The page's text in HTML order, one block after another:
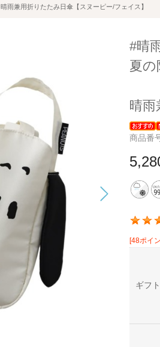
晴雨兼用折りたたみ日傘【スヌーピー/フェイス】
#晴
夏の
晴雨
商品番
この商品の平均評価：
[48ポイ
ギフ